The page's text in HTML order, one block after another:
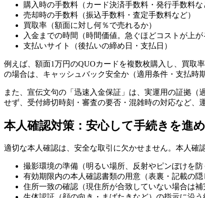
購入時の手数料（カード決済手数料・発行手数料な
売却時の手数料（振込手数料・査定手数料など）
買取率（額面に対し何％で売れるか）
入金までの時間（時間価値。急ぐほどコストが上が
支払いサイト（後払いの締め日・支払日）
例えば、額面1万円のQUOカードを複数枚購入し、買取
の場合は、キャッシュバック安全か（適用条件・支払時
また、宣伝文句の「迅速入金保証」は、実運用の証拠
せず、受付締切時刻・審査の要否・混雑時の対応など、
本人確認対策：安心して手続きを進
適切な本人確認は、安全な取引に欠かせません。本人確
撮影環境の準備（明るい場所、反射やピンぼけを防
有効期限内の本人確認書類の用意（表裏・記載の隠
住所一致の確認（現住所が合致していない場合は補